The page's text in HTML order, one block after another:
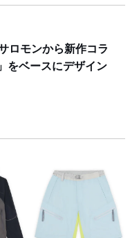
ロモンから新作コラ
をベースにデザイン